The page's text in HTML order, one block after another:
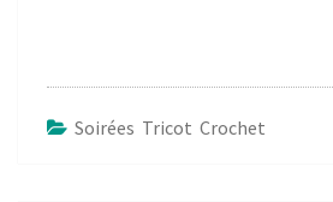
Soirées Tricot Crochet